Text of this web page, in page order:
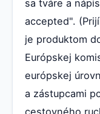
sa tváre a
accepted".
je produktom
Európskej
európskej
a zástupcami